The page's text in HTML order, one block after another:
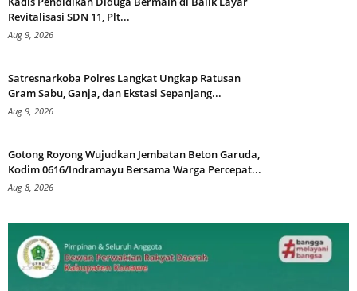
Revitalisasi SDN 11, Plt...
Aug 9, 2026
Satresnarkoba Polres Langkat Ungkap Ratusan
Gram Sabu, Ganja, dan Ekstasi Sepanjang...
Aug 9, 2026
Gotong Royong Wujudkan Jembatan Beton Garuda,
Kodim 0616/Indramayu Bersama Warga Percepat...
Aug 8, 2026